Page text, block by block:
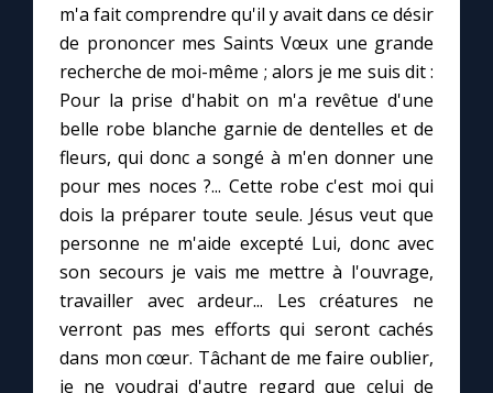
Faire un don
Marie de Nazareth
m'a fait comprendre qu'il y avait dans ce désir
de prononcer mes Saints Vœux une grande
recherche de moi-même ; alors je me suis dit :
Pour la prise d'habit on m'a revêtue d'une
belle robe blanche garnie de dentelles et de
fleurs, qui donc a songé à m'en donner une
pour mes noces ?... Cette robe c'est moi qui
dois la préparer toute seule. Jésus veut que
personne ne m'aide excepté Lui, donc avec
son secours je vais me mettre à l'ouvrage,
travailler avec ardeur... Les créatures ne
verront pas mes efforts qui seront cachés
dans mon cœur. Tâchant de me faire oublier,
je ne voudrai d'autre regard que celui de